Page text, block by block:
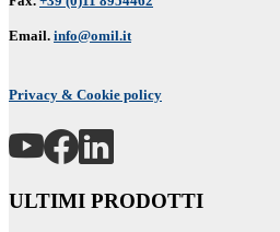
Email. info@omil.it
Privacy & Cookie policy
ULTIMI PRODOTTI